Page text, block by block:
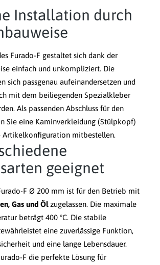
Installation durch
Furado-F gestaltet sich dank der
einfach und unkompliziert. Die
sich passgenau aufeinandersetzen und
mit dem beiliegenden Spezialkleber
Als passenden Abschluss für den
Sie eine Kaminverkleidung (Stülpkopf)
Artikelkonfiguration mitbestellen.
geeignet
F Ø 200 mm ist für den Betrieb mit
Gas und Ölzugelassen. Die maximale
beträgt 400 °C. Die stabile
eine zuverlässige Funktion,
und eine lange Lebensdauer.
F die perfekte Lösung für